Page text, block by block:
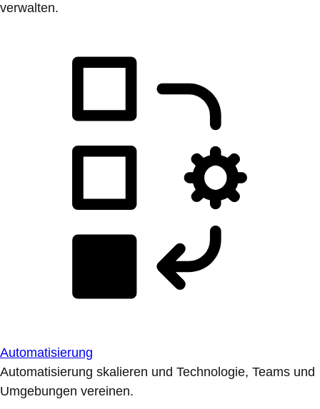
verwalten.
Automatisierung
Automatisierung skalieren und Technologie, Teams und
Umgebungen vereinen.